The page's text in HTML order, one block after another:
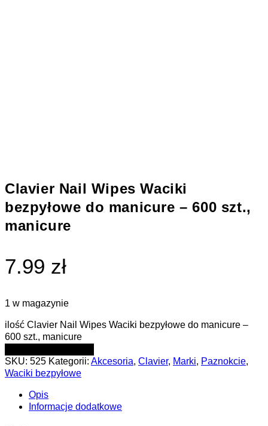
Clavier Nail Wipes Waciki
bezpyłowe do manicure – 600 szt.,
manicure
7.99 zł
1 w magazynie
ilość Clavier Nail Wipes Waciki bezpyłowe do manicure –
600 szt., manicure
SKU: 525 Kategorii: Akcesoria, Clavier, Marki, Paznokcie,
Waciki bezpyłowe
Opis
Informacje dodatkowe